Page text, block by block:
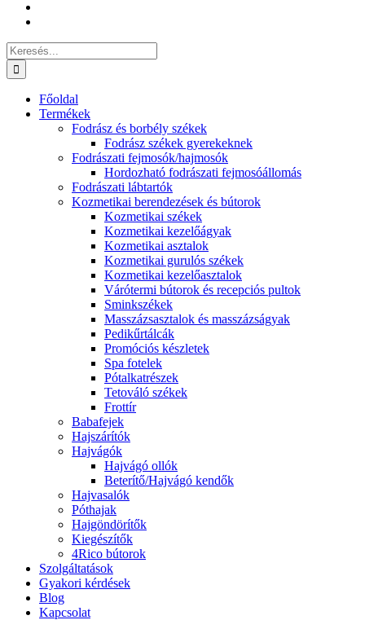
Keresés...
Főoldal
Termékek
Fodrász és borbély székek
Fodrász székek gyerekeknek
Fodrászati fejmosók/hajmosók
Hordozható fodrászati fejmosóállomás
Fodrászati lábtartók
Kozmetikai berendezések és bútorok
Kozmetikai székek
Kozmetikai kezelőágyak
Kozmetikai asztalok
Kozmetikai gurulós székek
Kozmetikai kezelőasztalok
Várótermi bútorok és recepciós pultok
Sminkszékek
Masszázsasztalok és masszázságyak
Pedikűrtálcák
Promóciós készletek
Spa fotelek
Pótalkatrészek
Tetováló székek
Frottír
Babafejek
Hajszárítók
Hajvágók
Hajvágó ollók
Beterítő/Hajvágó kendők
Hajvasalók
Póthajak
Hajgöndörítők
Kiegészítők
4Rico bútorok
Szolgáltatások
Gyakori kérdések
Blog
Kapcsolat